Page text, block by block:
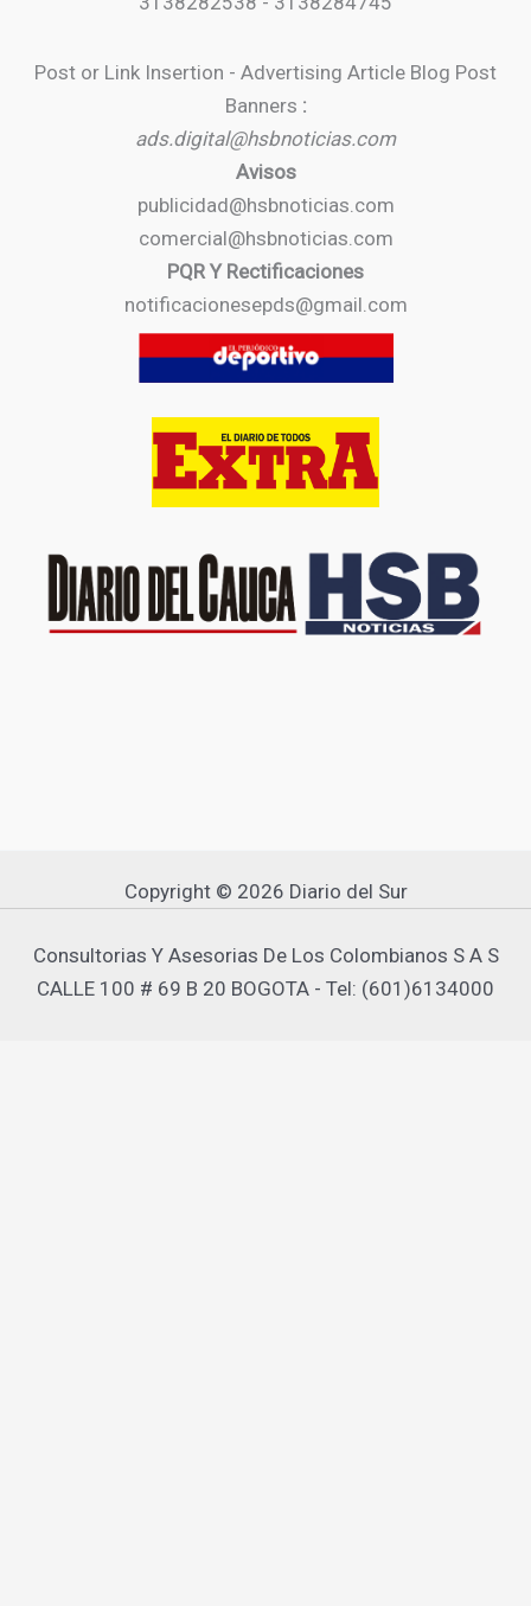
Post or Link Insertion - Advertising Article Blog Post
Banners :
ads.digital@hsbnoticias.com
Avisos
publicidad@hsbnoticias.com
comercial@hsbnoticias.com
PQR Y Rectificaciones
notificacionesepds@gmail.com
Copyright © 2026 Diario del Sur
Consultorias Y Asesorias De Los Colombianos S A S
CALLE 100 # 69 B 20 BOGOTA - Tel: (601)6134000